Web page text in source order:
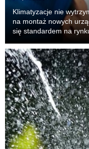
Klimatyzacje nie
na montaż nowych
się standardem na
rośnie presja na serwis